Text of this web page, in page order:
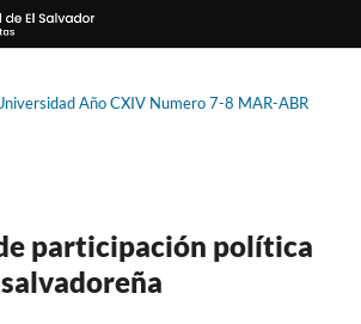
Año CXIV Numero 7-8 MAR-ABR
participación política